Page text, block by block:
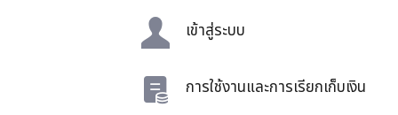
เข้าสู่ระบบ
การใช้งานและการเรียกเก็บเงิน